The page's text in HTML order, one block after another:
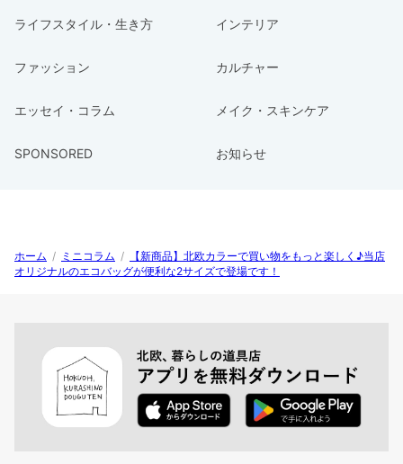
ライフスタイル・生き方 インテリア
ファッション カルチャー
エッセイ・コラム メイク・スキンケア
SPONSORED お知らせ
ホーム / ミニコラム /
【新商品】北欧カラーで買い物をもっと楽しく♪当店
オリジナルのエコバッグが便利な2サイズで登場です！